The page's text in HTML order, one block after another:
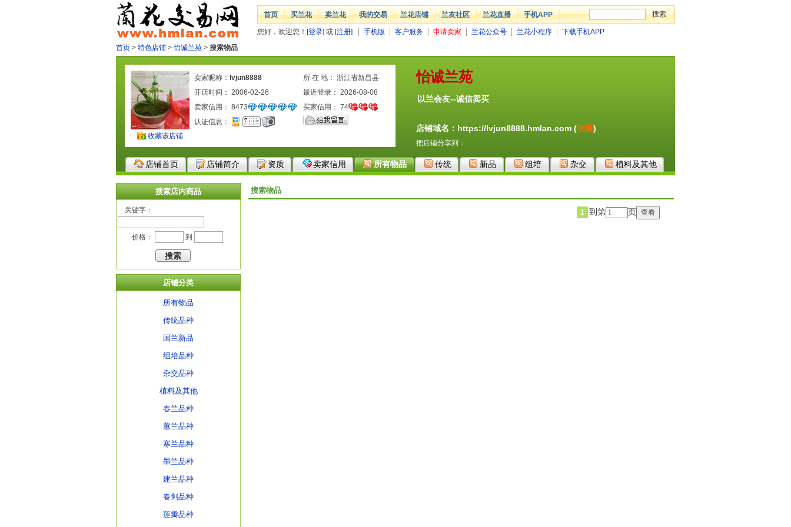
首页 买兰花 卖兰花 我的交易 兰花店铺 兰友社区 兰花直播 手机APP
您好，欢迎您！ [登录] 或 [注册] 手机版 客户服务 申请卖家 兰花公众号 兰花小程序
下载手机APP
首页 > 特色店铺 >怡诚兰苑 > 搜索物品
怡诚兰苑
以兰会友--诚信卖买
店铺域名：https://lvjun8888.hmlan.com (收藏)
把店铺分享到：
收藏该店铺
卖家昵称： lvjun8888
所 在 地： 浙江省新昌县
开店时间： 2006-02-26
最近登录： 2026-08-08
卖家信用： 8473 买家信用： 74
认证信息：
店铺首页 店铺简介 资质 卖家信用 所有物品 传统 新品 组培 杂交 植料及其他
搜索店内商品
关键字：
价格： 到
店铺分类
所有物品
传统品种
国兰新品
组培品种
杂交品种
植料及其他
春兰品种
蕙兰品种
寒兰品种
墨兰品种
建兰品种
春剑品种
莲瓣品种
搜索物品
1 到第 页